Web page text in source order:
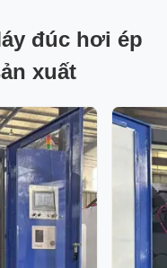
đúc hơi ép
xuất